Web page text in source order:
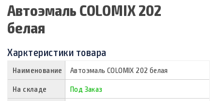
Автоэмаль COLOMIX 202
белая
Харктеристики товара
Наименование Автоэмаль COLOMIX 202 белая
На складе Под Заказ